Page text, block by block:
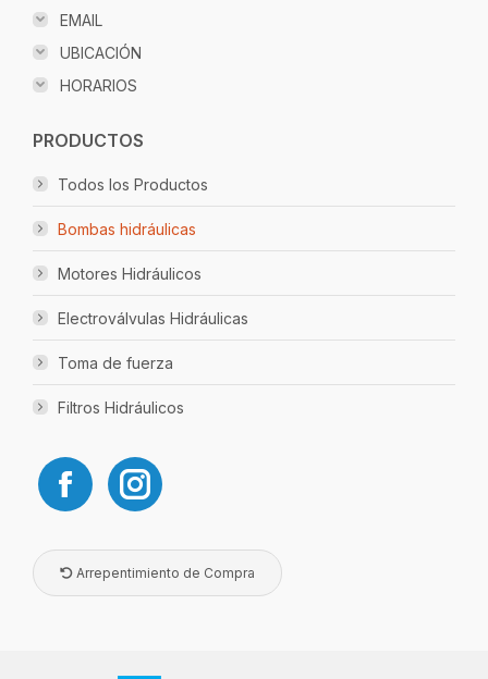
EMAIL
UBICACIÓN
HORARIOS
PRODUCTOS
Todos los Productos
Bombas hidráulicas
Motores Hidráulicos
Electroválvulas Hidráulicas
Toma de fuerza
Filtros Hidráulicos
Arrepentimiento de Compra